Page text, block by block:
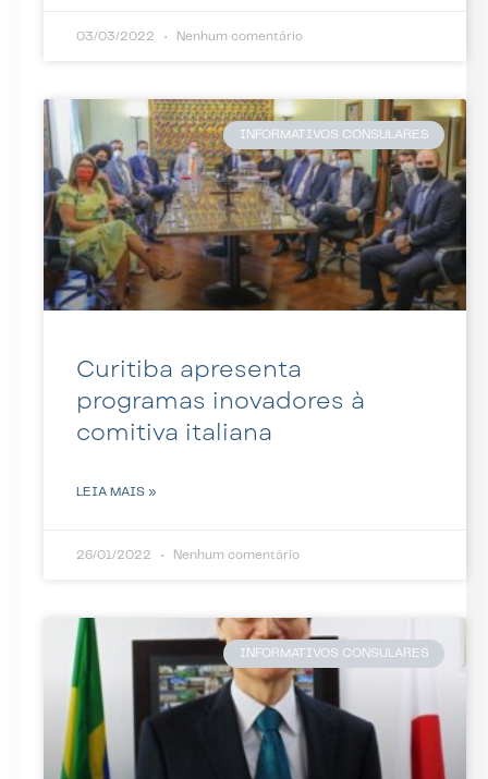
03/03/2022 Nenhum comentário
INFORMATIVOS CONSULARES
Curitiba apresenta
programas inovadores à
comitiva italiana
LEIA MAIS »
26/01/2022 Nenhum comentário
INFORMATIVOS CONSULARES